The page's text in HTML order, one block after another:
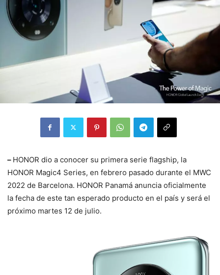
– HONOR dio a conocer su primera serie flagship, la
HONOR Magic4 Series, en febrero pasado durante el MWC
2022 de Barcelona. HONOR Panamá anuncia oficialmente
la fecha de este tan esperado producto en el país y será el
próximo martes 12 de julio.